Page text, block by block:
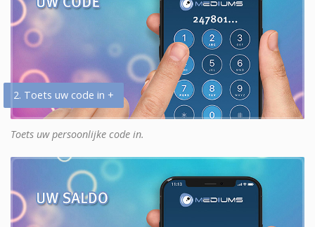
2. Toets uw code in +
Toets uw persoonlijke code in.